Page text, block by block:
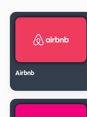
Airbnb